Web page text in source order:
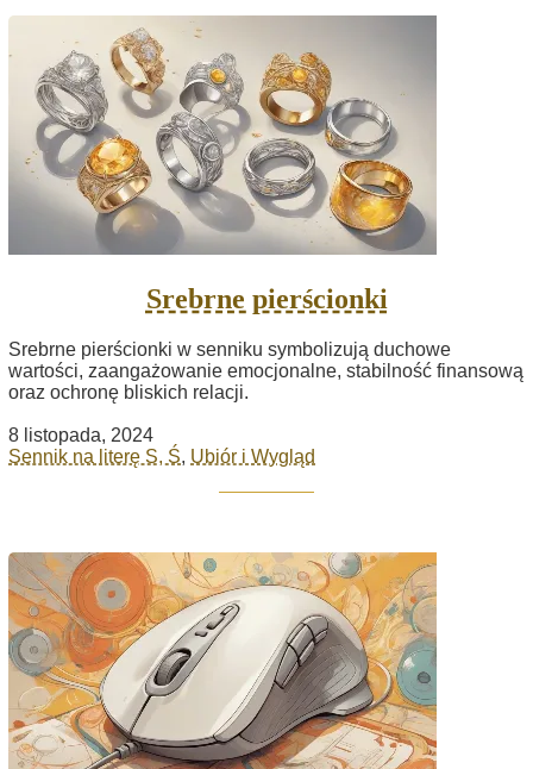
Srebrne pierścionki
Srebrne pierścionki w senniku symbolizują duchowe
wartości, zaangażowanie emocjonalne, stabilność finansową
oraz ochronę bliskich relacji.
8 listopada, 2024
Sennik na literę S, Ś, Ubiór i Wygląd